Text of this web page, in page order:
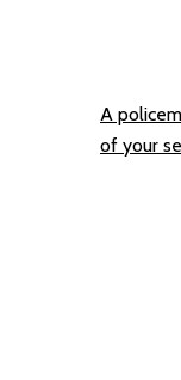
A
of your